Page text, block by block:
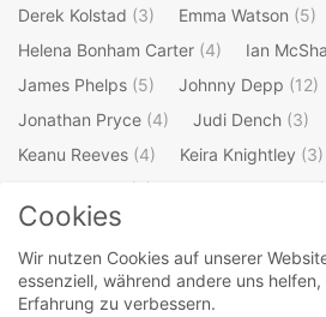
Derek Kolstad (3) Emma Watson (5)
Helena Bonham Carter (4) Ian
James Phelps (5) Johnny Depp (12)
Jonathan Pryce (4) Judi Dench (3)
Keanu Reeves (4) Keira Knightley (3)
(3)
Mark Williams
Michael Gambon(4) Oliver Phelps
Ralph Fiennes(3) Richard Griffiths
Cookies
Wir nutzen Cookies auf unserer
essenziell, während andere uns
Erfahrung zu verbessern.